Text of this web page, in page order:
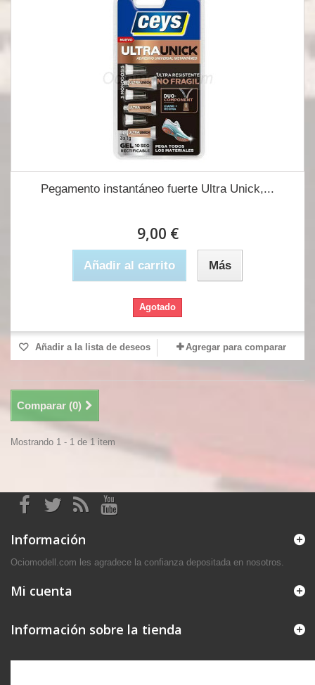
Pegamento instantáneo fuerte Ultra Unick,...
9,00 €
Añadir al carrito Más
Agotado
Añadir a la lista de deseos Agregar para comparar
Comparar (0)
Mostrando 1 - 1 de 1 item
Información
Ociomodell.com les agradece la confianza depositada en nosotros.
Mi cuenta
Información sobre la tienda